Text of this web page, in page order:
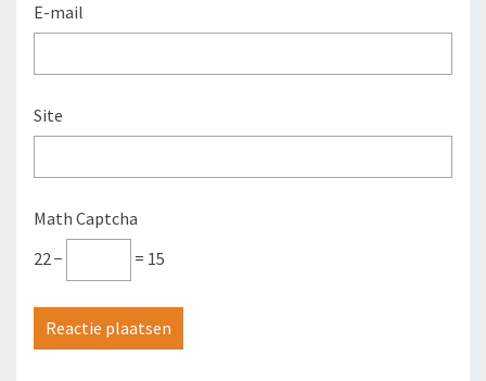
E-mail
Site
Math Captcha
22 −
= 15